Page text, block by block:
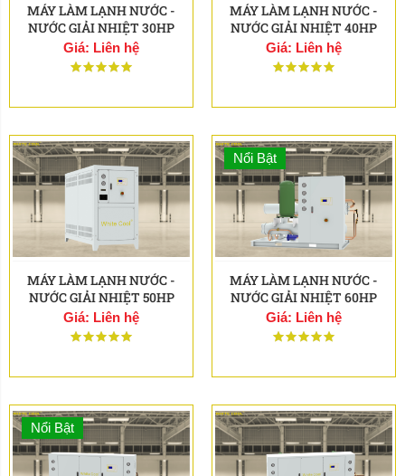
MÁY LÀM LẠNH NƯỚC -
NƯỚC GIẢI NHIỆT 30HP
Giá: Liên hệ
MÁY LÀM LẠNH NƯỚC -
NƯỚC GIẢI NHIỆT 40HP
Giá: Liên hệ
MÁY LÀM LẠNH NƯỚC -
NƯỚC GIẢI NHIỆT 50HP
Giá: Liên hệ
Nổi Bật
MÁY LÀM LẠNH NƯỚC -
NƯỚC GIẢI NHIỆT 60HP
Giá: Liên hệ
Nổi Bật